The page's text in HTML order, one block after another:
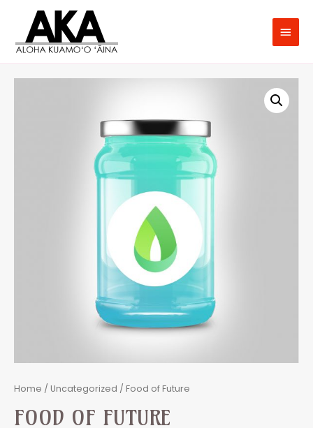
Home / Uncategorized / Food of Future
FOOD OF FUTURE